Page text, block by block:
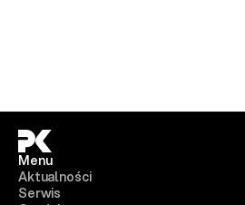
Menu
Aktualności
Serwis